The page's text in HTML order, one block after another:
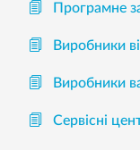
Програмне
Виробники
Виробники
Сервісні